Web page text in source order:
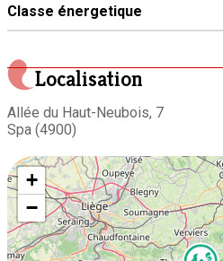
Classe énergetique
Localisation
Allée du Haut-Neubois, 7
Spa (4900)
+
−